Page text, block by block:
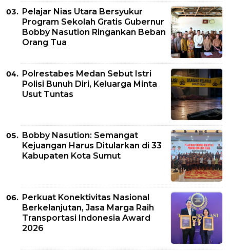
Pelajar Nias Utara Bersyukur
Program Sekolah Gratis Gubernur
Bobby Nasution Ringankan Beban
Orang Tua
Polrestabes Medan Sebut Istri
Polisi Bunuh Diri, Keluarga Minta
Usut Tuntas
Bobby Nasution: Semangat
Kejuangan Harus Ditularkan di 33
Kabupaten Kota Sumut
Perkuat Konektivitas Nasional
Berkelanjutan, Jasa Marga Raih
Transportasi Indonesia Award
2026